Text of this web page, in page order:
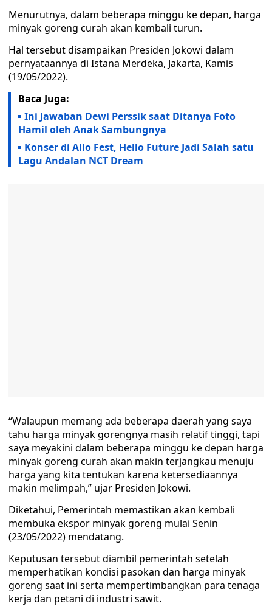
Menurutnya, dalam beberapa minggu ke depan, harga
minyak goreng curah akan kembali turun.
Hal tersebut disampaikan Presiden Jokowi dalam
pernyataannya di Istana Merdeka, Jakarta, Kamis
(19/05/2022).
Baca Juga:
Ini Jawaban Dewi Perssik saat Ditanya Foto
Hamil oleh Anak Sambungnya
Konser di Allo Fest, Hello Future Jadi Salah satu
Lagu Andalan NCT Dream
“Walaupun memang ada beberapa daerah yang saya
tahu harga minyak gorengnya masih relatif tinggi, tapi
saya meyakini dalam beberapa minggu ke depan harga
minyak goreng curah akan makin terjangkau menuju
harga yang kita tentukan karena ketersediaannya
makin melimpah,” ujar Presiden Jokowi.
Diketahui, Pemerintah memastikan akan kembali
membuka ekspor minyak goreng mulai Senin
(23/05/2022) mendatang.
Keputusan tersebut diambil pemerintah setelah
memperhatikan kondisi pasokan dan harga minyak
goreng saat ini serta mempertimbangkan para tenaga
kerja dan petani di industri sawit.